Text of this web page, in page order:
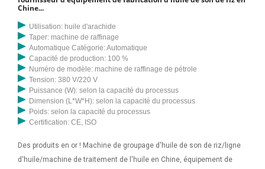
Chine...
Utilisation: huile d'arachide
Taper: machine de raffinage
Automatique Catégorie: Automatique
Capacité de production: 100 %
Numéro de modèle: machine de raffinage de pétrole
Tension: 380 V/220 V
Puissance (W): selon la capacité du processus
Dimension (L*W*H): selon la capacité du processus
Poids: selon la capacité du processus
Certification: CE, ISO
Des produits en or ! Machine de groupage d'huile de son de riz/ligne
d'huile/machine de traitement de l'huile en Chine, équipement de